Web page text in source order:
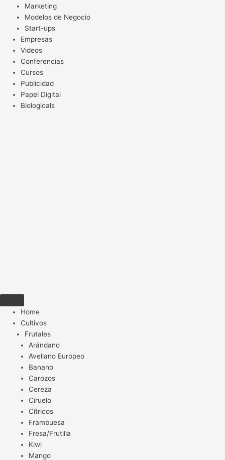
Marketing
Modelos de Negocio
Start-ups
Empresas
Videos
Conferencias
Cursos
Publicidad
Papel Digital
Biologicals
Home
Cultivos
Frutales
Arándano
Avellano Europeo
Banano
Carozos
Cereza
Ciruelo
Cítricos
Frambuesa
Fresa/Frutilla
Kiwi
Mango